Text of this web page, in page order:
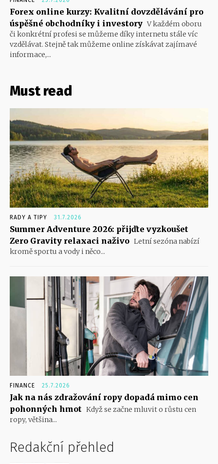
Forex online kurzy: Kvalitní dovzdělávání pro
úspěšné obchodníky i investory V každém oboru
či konkrétní profesi se můžeme díky internetu stále víc
vzdělávat. Stejně tak můžeme online získávat zajímavé
informace,...
Must read
RADY A TIPY 31.7.2026
Summer Adventure 2026: přijďte vyzkoušet
Zero Gravity relaxaci naživo Letní sezóna nabízí
kromě sportu a vody i něco...
FINANCE 25.7.2026
Jak na nás zdražování ropy dopadá mimo cen
pohonných hmot Když se začne mluvit o růstu cen
ropy, většina...
Redakční přehled